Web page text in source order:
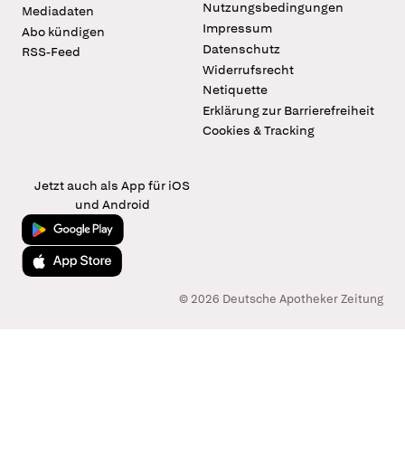
Mediadaten
Abo kündigen
RSS-Feed
Nutzungsbedingungen
Impressum
Datenschutz
Widerrufsrecht
Netiquette
Erklärung zur Barrierefreiheit
Cookies & Tracking
Jetzt auch als App für iOS
und Android
Jetzt bei Google Play
Laden im App Store
© 2026 Deutsche Apotheker Zeitung